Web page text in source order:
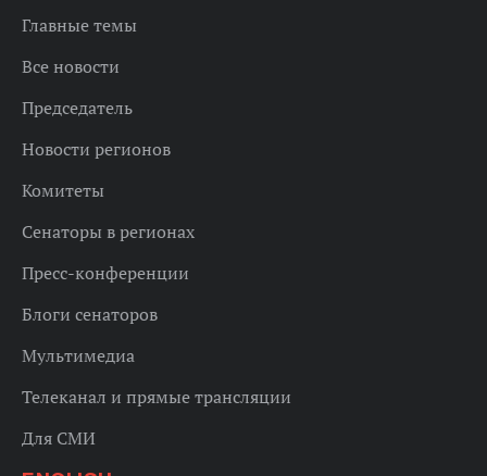
Главные темы
Все новости
Председатель
Новости регионов
Комитеты
Сенаторы в регионах
Пресс-конференции
Блоги сенаторов
Мультимедиа
Телеканал и прямые трансляции
Для СМИ